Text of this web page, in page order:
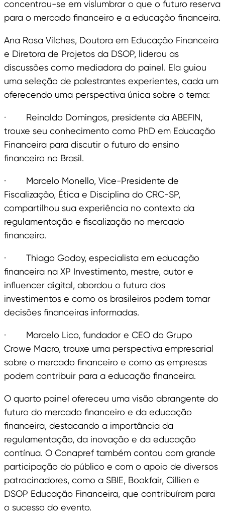
concentrou-se em vislumbrar o que o futuro reserva
para o mercado financeiro e a educação financeira.
Ana Rosa Vilches, Doutora em Educação Financeira
e Diretora de Projetos da DSOP, liderou as
discussões como mediadora do painel. Ela guiou
uma seleção de palestrantes experientes, cada um
oferecendo uma perspectiva única sobre o tema:
· Reinaldo Domingos, presidente da ABEFIN,
trouxe seu conhecimento como PhD em Educação
Financeira para discutir o futuro do ensino
financeiro no Brasil.
· Marcelo Monello, Vice-Presidente de
Fiscalização, Ética e Disciplina do CRC-SP,
compartilhou sua experiência no contexto da
regulamentação e fiscalização no mercado
financeiro.
· Thiago Godoy, especialista em educação
financeira na XP Investimento, mestre, autor e
influencer digital, abordou o futuro dos
investimentos e como os brasileiros podem tomar
decisões financeiras informadas.
· Marcelo Lico, fundador e CEO do Grupo
Crowe Macro, trouxe uma perspectiva empresarial
sobre o mercado financeiro e como as empresas
podem contribuir para a educação financeira.
O quarto painel ofereceu uma visão abrangente do
futuro do mercado financeiro e da educação
financeira, destacando a importância da
regulamentação, da inovação e da educação
contínua. O Conapref também contou com grande
participação do público e com o apoio de diversos
patrocinadores, como a SBIE, Bookfair, Cillien e
DSOP Educação Financeira, que contribuíram para
o sucesso do evento.